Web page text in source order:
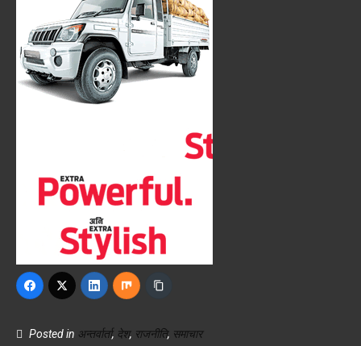
Posted in अन्तर्वार्ता, देश, राजनीति, समाचार